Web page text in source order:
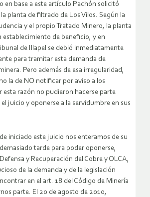
en base a este artículo Pachón solicitó
planta de filtrado de Los Vilos. Según la
y el propio Tratado Minero, la planta
establecimiento de beneficio, y en
de Illapel se debió inmediatamente
para tramitar esta demanda de
Pero además de esa irregularidad,
la de NO notificar por aviso a los
esta razón no pudieron hacerse parte
juicio y oponerse a la servidumbre en sus
iniciado este juicio nos enteramos de su
tarde para poder oponerse,
y Recuperación del Cobre y OLCA,
de la demanda y de la legislación
en el art. 18 del Código de Minería
parte. El 20 de agosto de 2010,